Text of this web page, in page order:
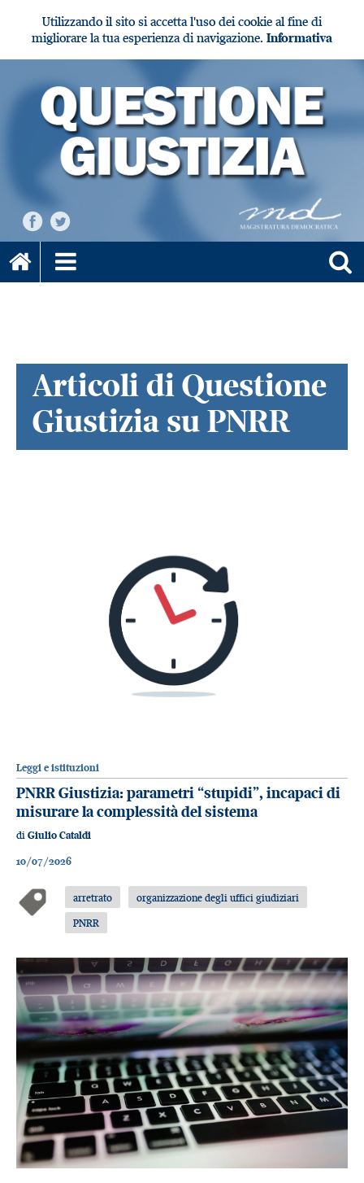
Utilizzando il sito si accetta l'uso dei cookie al fine di
migliorare la tua esperienza di navigazione. Informativa
Articoli di Questione
Giustizia su PNRR
Leggi e istituzioni
PNRR Giustizia: parametri “stupidi”, incapaci di
misurare la complessità del sistema
di Giulio Cataldi
10/07/2026
arretrato
organizzazione degli uffici giudiziari
PNRR